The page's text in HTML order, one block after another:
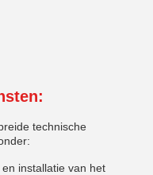
technische
installatie van het